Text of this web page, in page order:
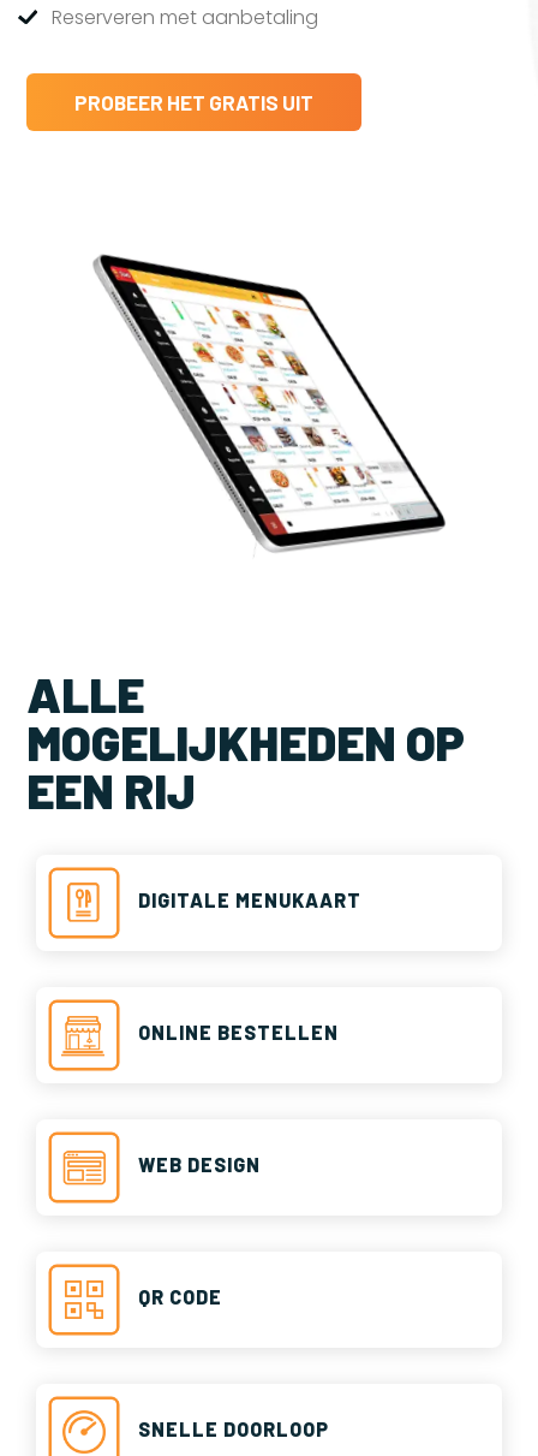
Reserveren met aanbetaling
PROBEER HET GRATIS UIT
ALLE
MOGELIJKHEDEN OP
EEN RIJ
DIGITALE MENUKAART
ONLINE BESTELLEN
WEB DESIGN
QR CODE
SNELLE DOORLOOP